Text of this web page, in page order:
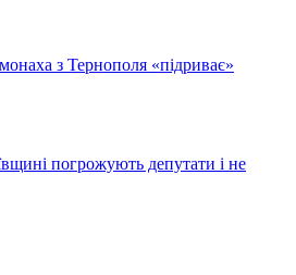
з Тернополя «підриває»
погрожують депутати і не